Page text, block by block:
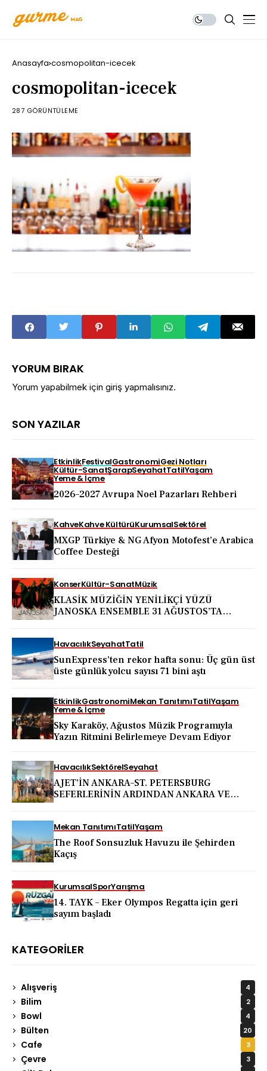
Anasayfa cosmopolitan-icecek
cosmopolitan-icecek
287 GÖRÜNTÜLEME
YORUM BIRAK
Yorum yapabilmek için giriş yapmalısınız.
SON YAZILAR
EtkinlikFestivalGastronomiGezi Notları
Kültür-SanatŞarapSeyahatTatilYaşam
Yeme & İçme
2026–2027 Avrupa Noel Pazarları Rehberi
KahveKahve KültürüKurumsalSektörel
MXGP Türkiye & NG Afyon Motofest’e Arabica
Coffee Desteği
KonserKültür-SanatMüzik
KLASİK MÜZİĞİN YENİLİKÇİ YÜZÜ
JANOSKA ENSEMBLE 31 AĞUSTOS’TA
HavacılıkSeyahatTatil
SunExpress’ten rekor hafta sonu: Üç gün üst
üste günlük yolcu sayısı 71 bini aştı
EtkinlikGastronomiMekan TanıtımıTatilYaşam
Yeme & İçme
Sky Karaköy, Ağustos Müzik Programıyla
Yazın Ritmini Belirlemeye Devam Ediyor
HavacılıkSektörelSeyahat
AJET’İN ANKARA–ST. PETERSBURG
SEFERLERİNİN ARDINDAN ANKARA VE
Mekan TanıtımıTatilYaşam
The Roof Sonsuzluk Havuzu ile Şehirden
Kaçış
KurumsalSporYarışma
14. TAYK – Eker Olympos Regatta için geri
sayım başladı
KATEGORILER
Alışveriş 4
Bilim 2
Bowl 4
Bülten 20
Cafe 3
Çevre 3